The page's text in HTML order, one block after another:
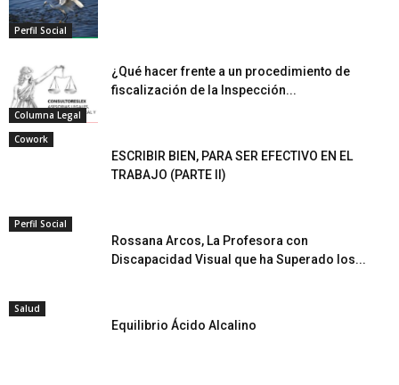
Perfil Social
Columna Legal
¿Qué hacer frente a un procedimiento de
fiscalización de la Inspección...
Cowork
ESCRIBIR BIEN, PARA SER EFECTIVO EN EL
TRABAJO (PARTE II)
Perfil Social
Rossana Arcos, La Profesora con
Discapacidad Visual que ha Superado los...
Salud
Equilibrio Ácido Alcalino